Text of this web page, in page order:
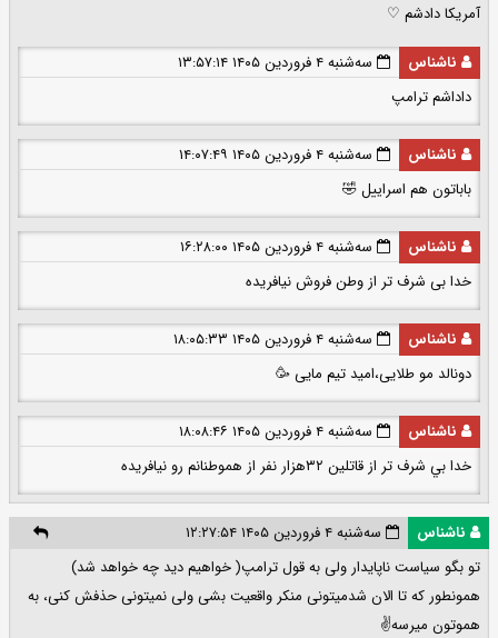
آمریکا دادشم ♡
ناشناس
سه‌شنبه ۴ فروردین ۱۴۰۵ ۱۳:۵۷:۱۴
داداشم ترامپ
ناشناس
سه‌شنبه ۴ فروردین ۱۴۰۵ ۱۴:۰۷:۴۹
باباتون هم اسراییل 🤣
ناشناس
سه‌شنبه ۴ فروردین ۱۴۰۵ ۱۶:۲۸:۰۰
خدا بی شرف تر از وطن فروش نیافریده
ناشناس
سه‌شنبه ۴ فروردین ۱۴۰۵ ۱۸:۰۵:۳۳
دونالد مو طلایی،امید تیم مایی 🥳
ناشناس
سه‌شنبه ۴ فروردین ۱۴۰۵ ۱۸:۰۸:۴۶
خدا بي شرف تر از قاتلين ٣٢هزار نفر از هموطنانم رو نيافريده
ناشناس
سه‌شنبه ۴ فروردین ۱۴۰۵ ۱۲:۲۷:۵۴
تو بگو سیاست ناپایدار ولی به قول ترامپ( خواهیم دید چه خواهد شد)
همونطور که تا الان شدمیتونی منکر واقعیت بشی ولی نمیتونی حذفش کنی، به
هموتون میرسه✌️